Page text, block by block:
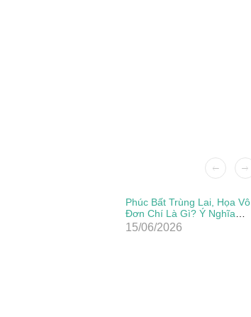
Phúc Bất Trùng Lai, Họa Vô
Đơn Chí Là Gì? Ý Nghĩa
Thực Sự Của Câu Thành
15/06/2026